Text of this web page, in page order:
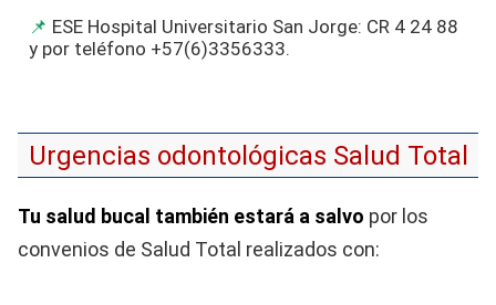
ESE Hospital Universitario San Jorge: CR 4 24 88
y por teléfono +57(6)3356333.
Urgencias odontológicas Salud Total
Tu salud bucal también estará a salvo por los
convenios de Salud Total realizados con: